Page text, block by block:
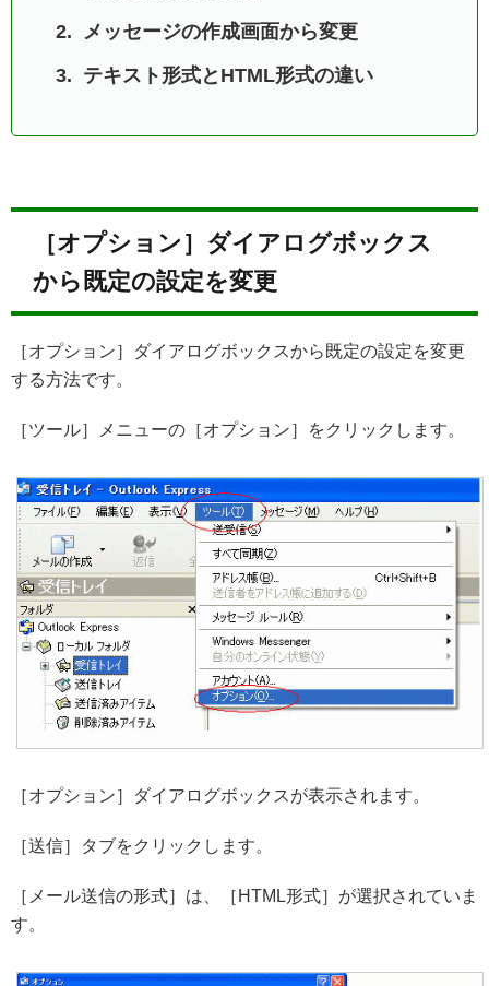
メッセージの作成画面から変更
テキスト形式とHTML形式の違い
［オプション］ダイアログボックス
から既定の設定を変更
［オプション］ダイアログボックスから既定の設定を変更
する方法です。
［ツール］メニューの［オプション］をクリックします。
［オプション］ダイアログボックスが表示されます。
［送信］タブをクリックします。
［メール送信の形式］は、［HTML形式］が選択されていま
す。